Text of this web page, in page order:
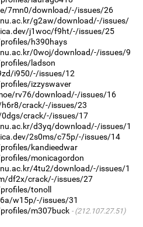
7mn0/download/-/issues/26
g2aw/download/-/issues/
j1woc/f9ht/-/issues/25
h390hays
0woj/download/-/issues/9
ladson
i950/-/issues/12
izzyswaver
rv76/download/-/issues/16
crack/-/issues/23
crack/-/issues/17
d3yq/download/-/issues/1
2s0ms/c75p/-/issues/14
kandieedwar
monicagordon
4tu2/download/-/issues/1
df2x/crack/-/issues/27
tonoll
w15p/-/issues/31
m307buck
(212.107.27.51)